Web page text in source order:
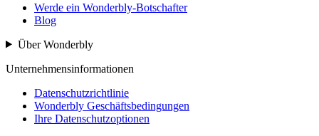
Werde ein Wonderbly-Botschafter
Blog
Über Wonderbly
Unternehmensinformationen
Datenschutzrichtlinie
Wonderbly Geschäftsbedingungen
Ihre Datenschutzoptionen